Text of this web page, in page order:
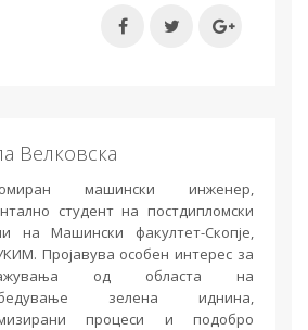
Велковска
машински инженер,
студент на постдипломски
на Машински факултет-Скопје,
Пројавува особен интерес за
од областа на
зелена иднина,
процеси и подобро